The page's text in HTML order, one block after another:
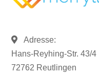
Adresse:
Hans-Reyhing-Str. 43/4
72762 Reutlingen